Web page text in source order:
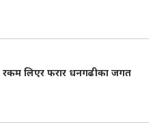
रकम लिएर फरार धनगढीका जगत